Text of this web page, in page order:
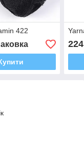
422
224